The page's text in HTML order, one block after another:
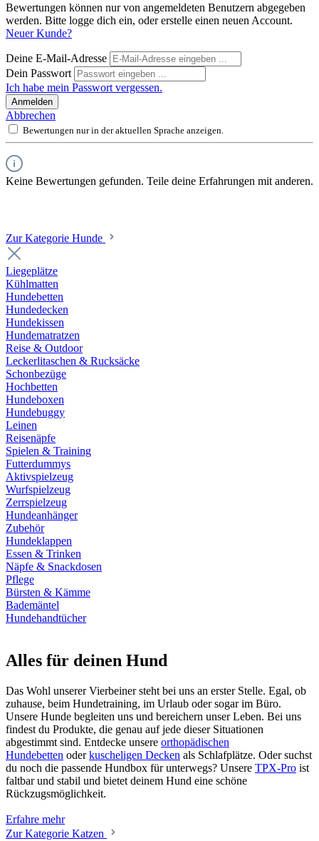
Bewertungen können nur von angemeldeten Benutzern abgegeben
werden. Bitte logge dich ein, oder erstelle einen neuen Account.
Neuer Kunde?
Deine E-Mail-Adresse
Dein Passwort
Ich habe mein Passwort vergessen.
Anmelden
Abbrechen
Bewertungen nur in der aktuellen Sprache anzeigen.
Keine Bewertungen gefunden. Teile deine Erfahrungen mit anderen.
Zur Kategorie Hunde
Liegeplätze
Kühlmatten
Hundebetten
Hundedecken
Hundekissen
Hundematratzen
Reise & Outdoor
Leckerlitaschen & Rucksäcke
Schonbezüge
Hochbetten
Hundeboxen
Hundebuggy
Leinen
Reisenäpfe
Spielen & Training
Futterdummys
Aktivspielzeug
Wurfspielzeug
Zerrspielzeug
Hundeanhänger
Zubehör
Hundeklappen
Essen & Trinken
Näpfe & Snackdosen
Pflege
Bürsten & Kämme
Bademäntel
Hundehandtücher
Alles für deinen Hund
Das Wohl unserer Vierbeiner steht bei uns an erster Stelle. Egal, ob
zuhause, beim Hundetraining, im Urlaub oder sogar im Büro.
Unsere Hunde begleiten uns und bereichern unser Leben. Bei uns
findest du Produkte, die genau auf jede dieser Situationen
abgestimmt sind. Entdecke unsere orthopädischen
Hundebetten oderkuscheligen Decken als Schlafplätze. Oder suchst
du noch die passende Hundbox für unterwegs? Unsere TPX-Pro ist
faltbar und stabil und bietet deinem Hund eine schöne
Rückzugsmöglichkeit.
Erfahre mehr
Zur Kategorie Katzen